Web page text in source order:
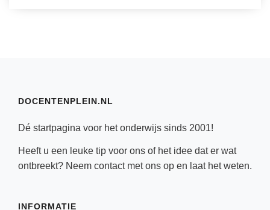
DOCENTENPLEIN.NL
Dé startpagina voor het onderwijs sinds 2001!
Heeft u een leuke tip voor ons of het idee dat er wat
ontbreekt? Neem contactmet ons op en laat het weten.
INFORMATIE